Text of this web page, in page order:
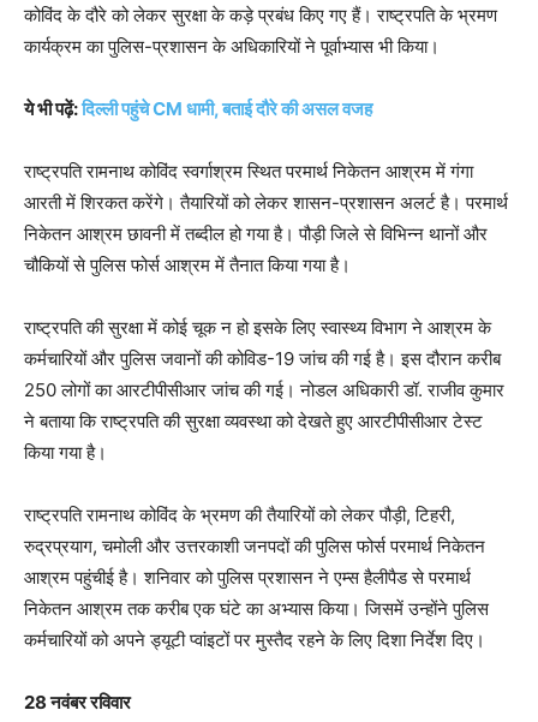
कोविंद के दौरे को लेकर सुरक्षा के कड़े प्रबंध किए गए हैं। राष्ट्रपति के भ्रमण
कार्यक्रम का पुलिस-प्रशासन के अधिकारियों ने पूर्वाभ्यास भी किया।
ये भी पढ़ें:दिल्ली पहुंचे CM धामी, बताई दौरे की असल वजह
राष्ट्रपति रामनाथ कोविंद स्वर्गाश्रम स्थित परमार्थ निकेतन आश्रम में गंगा
आरती में शिरकत करेंगे। तैयारियों को लेकर शासन-प्रशासन अलर्ट है। परमार्थ
निकेतन आश्रम छावनी में तब्दील हो गया है। पौड़ी जिले से विभिन्न थानों और
चौकियों से पुलिस फोर्स आश्रम में तैनात किया गया है।
राष्ट्रपति की सुरक्षा में कोई चूक न हो इसके लिए स्वास्थ्य विभाग ने आश्रम के
कर्मचारियों और पुलिस जवानों की कोविड-19 जांच की गई है। इस दौरान करीब
250 लोगों का आरटीपीसीआर जांच की गई। नोडल अधिकारी डॉ. राजीव कुमार
ने बताया कि राष्ट्रपति की सुरक्षा व्यवस्था को देखते हुए आरटीपीसीआर टेस्ट
किया गया है।
राष्ट्रपति रामनाथ कोविंद के भ्रमण की तैयारियों को लेकर पौड़ी, टिहरी,
रुद्रप्रयाग, चमोली और उत्तरकाशी जनपदों की पुलिस फोर्स परमार्थ निकेतन
आश्रम पहुंचीई है। शनिवार को पुलिस प्रशासन ने एम्स हैलीपैड से परमार्थ
निकेतन आश्रम तक करीब एक घंटे का अभ्यास किया। जिसमें उन्होंने पुलिस
कर्मचारियों को अपने ड्यूटी प्वांइटों पर मुस्तैद रहने के लिए दिशा निर्देश दिए।
28 नवंबर रविवार